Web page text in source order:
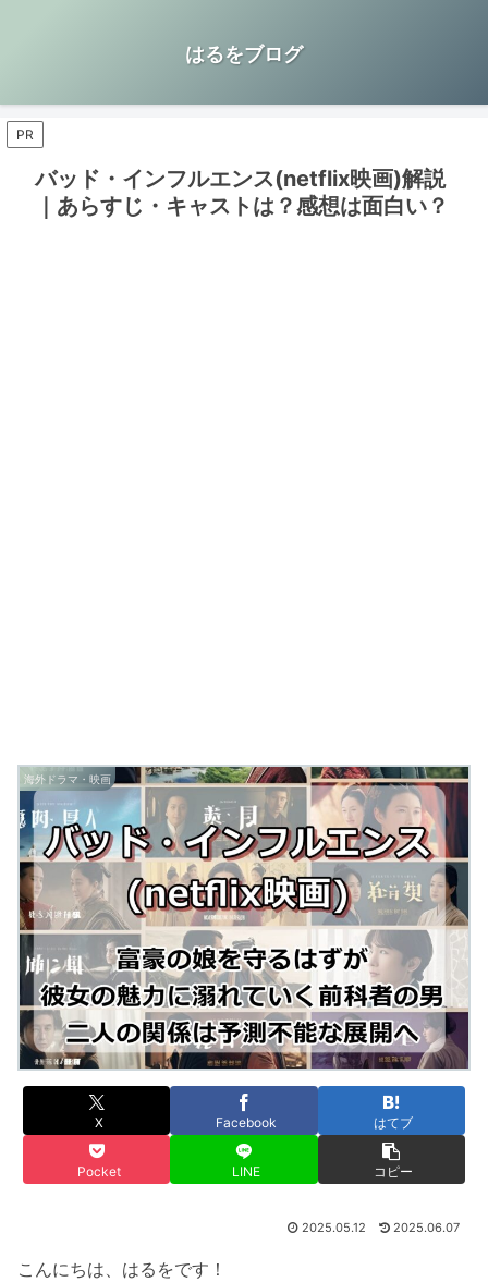
はるをブログ
PR
バッド・インフルエンス(netflix映画)解説
｜あらすじ・キャストは？感想は面白い？
海外ドラマ・映画
X Facebook はてブ
Pocket LINE コピー
2025.05.12 2025.06.07
こんにちは、はるをです！